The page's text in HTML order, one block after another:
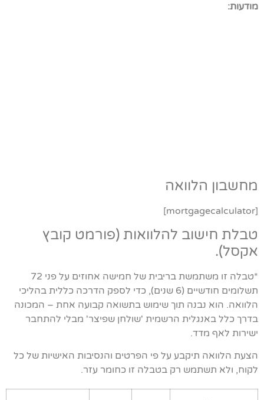
מודעות:
מחשבון הלוואה
[mortgagecalculator]
טבלת חישוב להלוואות (פורמט קובץ
אקסל).
*טבלה זו משתמשת בריבית של חמישה אחוזים על פני 72
תשלומים חודשיים (6 שנים), כדי לספק הדרכה כללית בהליכי
הלוואה. הוא נבנה תוך שימוש בתשואה קבועה אחת – המכונה
בדרך כלל באנגלית הרשמית 'שולחן שפיצר' מבלי להתחבר
ישירות לאף מדד.
הצעת הלוואה תיקבע על פי הפרטים והנסיבות האישיות של כל
לקוח, ולא תשתמש רק בטבלה זו כחומר עזר.